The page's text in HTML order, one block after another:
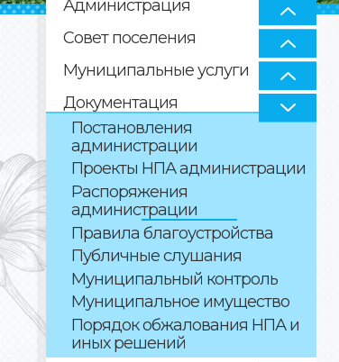
Администрация
Совет поселения
Муниципальные услуги
Документация
Постановления
администрации
Проекты НПА администрации
Распоряжения
администрации
Правила благоустройства
Публичные слушания
Муниципальный контроль
Муниципальное имущество
Порядок обжалования НПА и
иных решений